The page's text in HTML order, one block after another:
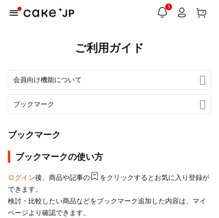
3
ご利用ガイド
ブックマーク
ブックマークの使い方
ログイン後、商品や記事の
をクリックするとお気に入り登録が
できます。
検討・比較したい商品などをブックマーク追加した内容は、マイ
ページより確認できます。